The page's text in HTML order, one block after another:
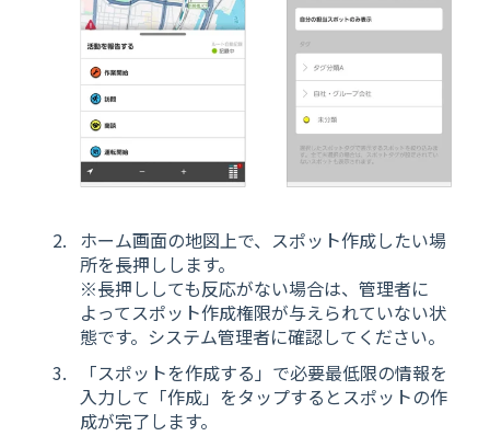
ホーム画面の地図上で、スポット作成したい場
所を長押しします。
※長押ししても反応がない場合は、管理者に
よってスポット作成権限が与えられていない状
態です。システム管理者に確認してください。
「スポットを作成する」で必要最低限の情報を
入力して「作成」をタップするとスポットの作
成が完了します。